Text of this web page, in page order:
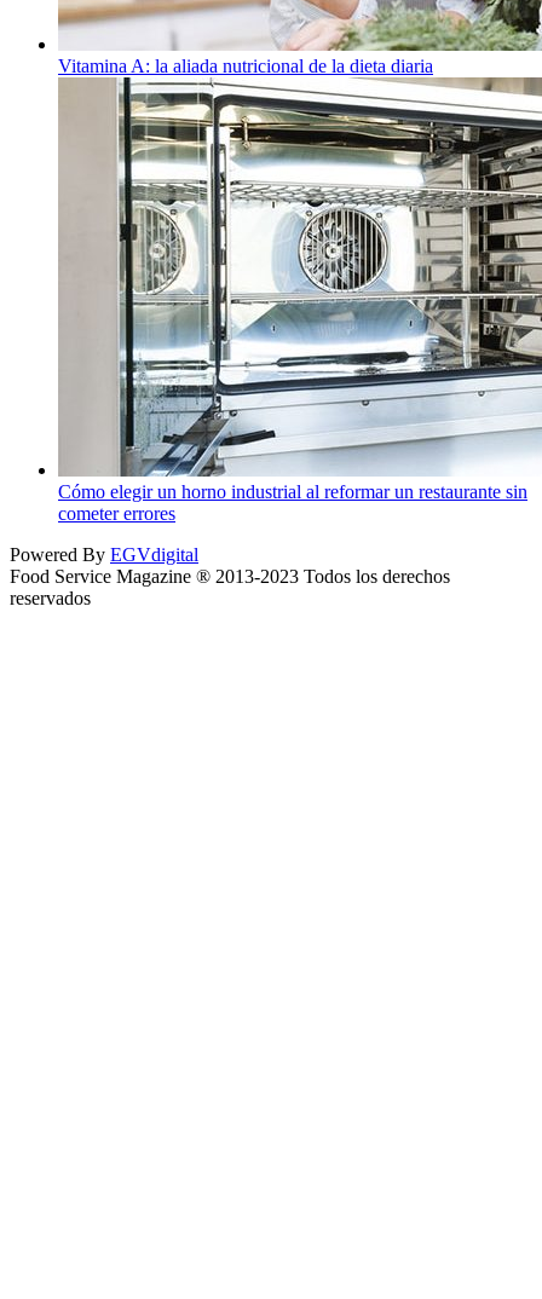
Vitamina A: la aliada nutricional de la dieta diaria
Cómo elegir un horno industrial al reformar un restaurante sin
cometer errores
Powered By EGVdigital
Food Service Magazine ® 2013-2023 Todos los derechos
reservados